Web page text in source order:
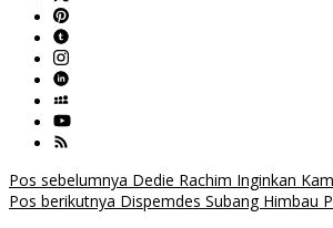
Navigasi
Pos sebelumnya Dedie Rachim Inginkan
Pos berikutnya Dispemdes Subang Himbau